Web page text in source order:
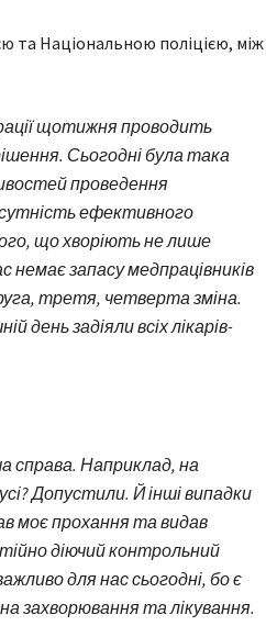
та Національною поліцією, між
щотижня проводить
Сьогодні була така
проведення
ефективного
що хворіють не лише
немає запасу медпрацівників
третя, четверта зміна.
день задіяли всіх лікарів-
справа. Наприклад, на
Допустили. Й інші випадки
моє прохання та видав
діючий контрольний
для нас сьогодні, бо є
захворювання та лікування.